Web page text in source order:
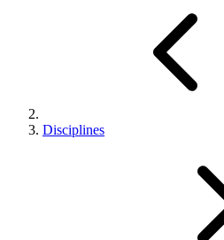
Disciplines